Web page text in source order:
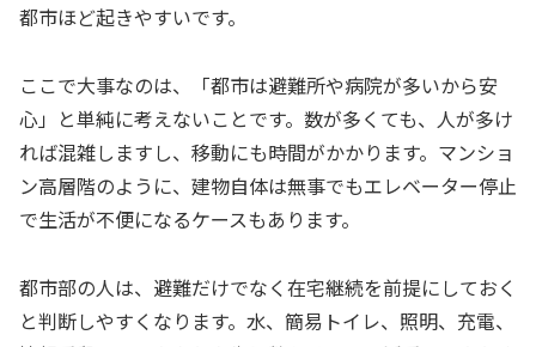
都市ほど起きやすいです。
ここで大事なのは、「都市は避難所や病院が多いから安
心」と単純に考えないことです。数が多くても、人が多け
れば混雑しますし、移動にも時間がかかります。マンショ
ン高層階のように、建物自体は無事でもエレベーター停止
で生活が不便になるケースもあります。
都市部の人は、避難だけでなく在宅継続を前提にしておく
と判断しやすくなります。水、簡易トイレ、照明、充電、